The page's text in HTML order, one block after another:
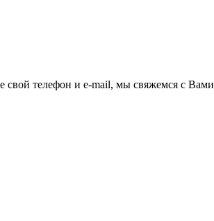
свой телефон и e-mail, мы свяжемся с Вами